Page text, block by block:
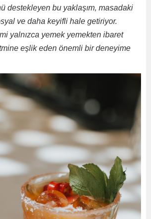
destekleyen bu yaklaşım, masadaki
ve daha keyifli hale getiriyor.
yalnızca yemek yemekten ibaret
eşlik eden önemli bir deneyime